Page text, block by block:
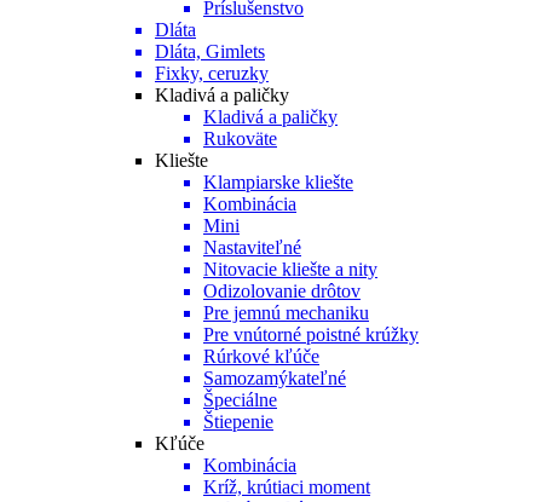
Príslušenstvo
Dláta
Dláta, Gimlets
Fixky, ceruzky
Kladivá a paličky
Kladivá a paličky
Rukoväte
Kliešte
Klampiarske kliešte
Kombinácia
Mini
Nastaviteľné
Nitovacie kliešte a nity
Odizolovanie drôtov
Pre jemnú mechaniku
Pre vnútorné poistné krúžky
Rúrkové kľúče
Samozamýkateľné
Špeciálne
Štiepenie
Kľúče
Kombinácia
Kríž, krútiaci moment